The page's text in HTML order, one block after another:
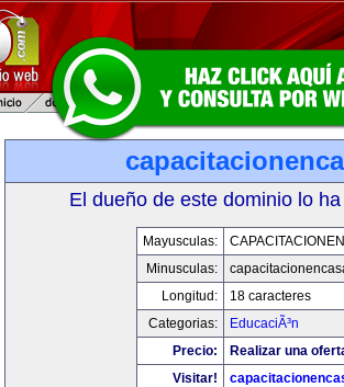
El dueño de este dominio lo
Mayusculas:
Minusculas:
Longitud:
18 caracteres
Categorias:
EducaciÃ³n
Precio:
Realizar una
Visitar!